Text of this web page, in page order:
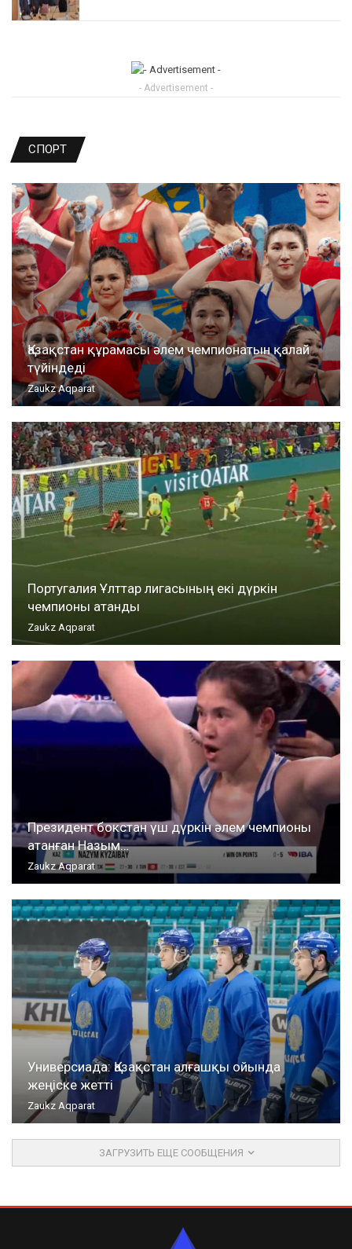
- Advertisement -
СПОРТ
Қазақстан құрамасы әлем чемпионатын қалай
түйіндеді
Zaukz Aqparat
Португалия Ұлттар лигасының екі дүркін
чемпионы атанды
Zaukz Aqparat
Президент бокстан үш дүркін әлем чемпионы
атанған Назым…
Zaukz Aqparat
Универсиада: Қазақстан алғашқы ойында
жеңіске жетті
Zaukz Aqparat
ЗАГРУЗИТЬ ЕЩЕ СООБЩЕНИЯ